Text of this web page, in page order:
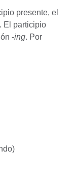
presente, el
El participio
-ing. Por